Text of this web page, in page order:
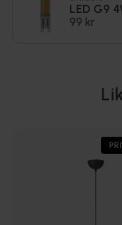
LED G9
99 kr